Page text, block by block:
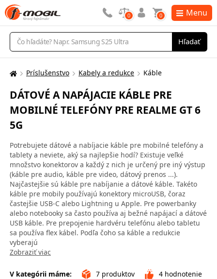
Vyhľadávanie
Hľadať
0 0 Menu
Tu
nachádzate:
Príslušenstvo Kabely a redukce Káble
DÁTOVÉ A NAPÁJACIE KÁBLE PRE
MOBILNÉ TELEFÓNY PRE REALME GT 6
5G
Potrebujete dátové a nabíjacie káble pre mobilné telefóny a
tablety a neviete, aký sa najlepšie hodí? Existuje veľké
množstvo konektorov a každý z nich je určený pre iný výstup
(káble pre audio, káble pre video, dátový prenos ...).
Najčastejšie sú káble pre nabíjanie a dátové káble. Takéto
káble pre mobily používajú konektory microUSB, čoraz
častejšie USB-C alebo Lightning u Apple. Pre powerbanky
alebo notebooky sa často používa aj bežné napájací a dátové
USB káble. Pre prepojenie hardvéru telefónu alebo tabletu
sa používa flex kábel. Podľa čoho sa káble a redukcie
vyberajú
Zobraziť viac
V kategórii máme: 7 produktov 4 hodnotenie